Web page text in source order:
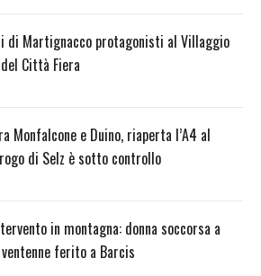
di Martignacco protagonisti al Villaggio
Città Fiera
Monfalcone e Duino, riaperta l’A4 al
di Selz è sotto controllo
in montagna: donna soccorsa a
ventenne ferito a Barcis